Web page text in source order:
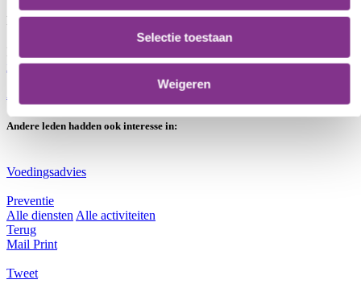
Selectie toestaan
Weigeren
Interesse?
Heeft u interesse in Gezondheidscheck? Stuur dan een mail naar
info@leef3.nuof bel met033 - 469 23 23.
Andere leden hadden ook interesse in:
Voedingsadvies
Preventie
Alle diensten Alle activiteiten
Terug
Mail Print
Tweet